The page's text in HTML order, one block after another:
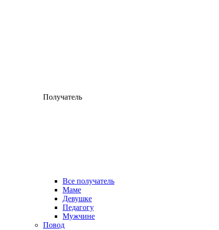
Получатель
Все получатель
Маме
Девушке
Педагогу
Мужчине
Повод